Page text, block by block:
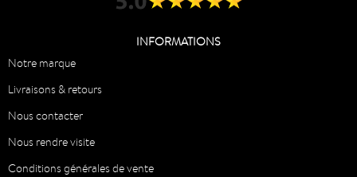
INFORMATIONS
Notre marque
Livraisons & retours
Nous contacter
Nous rendre visite
Conditions générales de vente